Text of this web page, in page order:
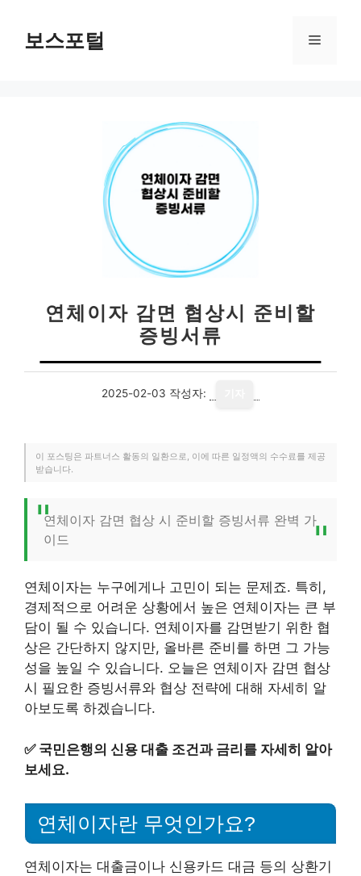
보스포털 메
연체이자 감면 협상시 준비할
증빙서류
2025-02-03 작성자:
이 포스팅은 파트너스 활동의 일환으로, 이에 따른 일정액의 수수료를 제공
받습니다.
연체이자 감면 협상 시 준비할 증빙서류 완벽 가
이드
연체이자는 누구에게나 고민이 되는 문제죠. 특히,
경제적으로 어려운 상황에서 높은 연체이자는 큰 부
담이 될 수 있습니다. 연체이자를 감면받기 위한 협
상은 간단하지 않지만, 올바른 준비를 하면 그 가능
성을 높일 수 있습니다. 오늘은 연체이자 감면 협상
시 필요한 증빙서류와 협상 전략에 대해 자세히 알
아보도록 하겠습니다.
✅ 국민은행의 신용 대출 조건과 금리를 자세히 알아
보세요.
연체이자란 무엇인가요?
연체이자는 대출금이나 신용카드 대금 등의 상환기